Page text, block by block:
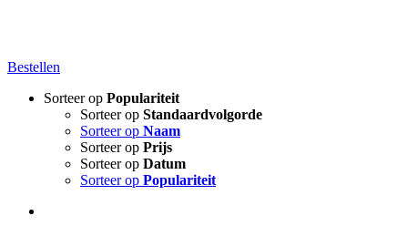
Bestellen
Sorteer op Populariteit
Sorteer op Standaardvolgorde
Sorteer op Naam
Sorteer op Prijs
Sorteer op Datum
Sorteer op Populariteit